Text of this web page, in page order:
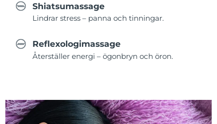
Shiatsumassage
Lindrar stress – panna och tinningar.
Reflexologimassage
Återställer energi – ögonbryn och öron.